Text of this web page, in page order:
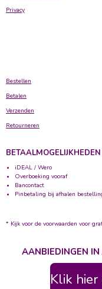
Privacy
Bestellen
Betalen
Verzenden
Retourneren
BETAALMOGELIJKHEDEN
iDEAL / Wero
Overboeking vooraf
Bancontact
Pinbetaling bij afhalen
* Kijk voor de voorwaarden voor
AANBIEDINGEN IN
Klik hier